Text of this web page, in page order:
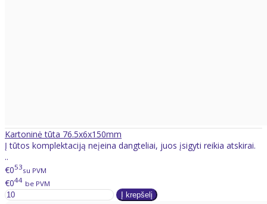
Kartoninė tūta 76.5x6x150mm
Į tūtos komplektaciją neįeina dangteliai, juos įsigyti reikia atskirai.
..
€053su PVM
€044 be PVM